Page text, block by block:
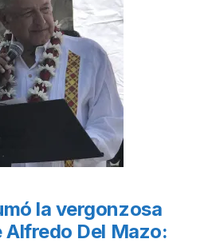
la vergonzosa
Alfredo Del Mazo: